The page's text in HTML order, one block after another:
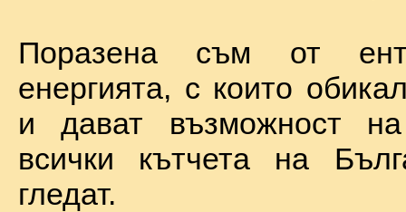
Поразена съм от
енергията, с които
и дават възможност
всички кътчета на
гледат.